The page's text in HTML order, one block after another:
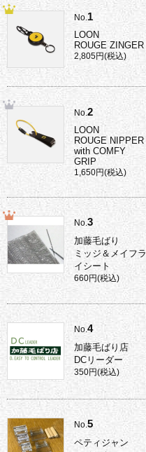
No. 1
LOON
ROUGE ZINGER
2,805円(税込)
No. 2
LOON
ROUGE NIPPER
with COMFY
GRIP
1,650円(税込)
No.3
加藤毛ばり
ミッジ＆メイフラ
イシート
660円(税込)
No.4
加藤毛ばり店
DCリーダー
350円(税込)
No.5
ペティジャン